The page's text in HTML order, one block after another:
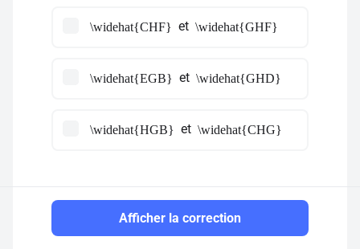
\widehat{CHF} et \widehat{GHF}
\widehat{EGB} et \widehat{GHD}
\widehat{HGB} et \widehat{CHG}
Afficher la correction